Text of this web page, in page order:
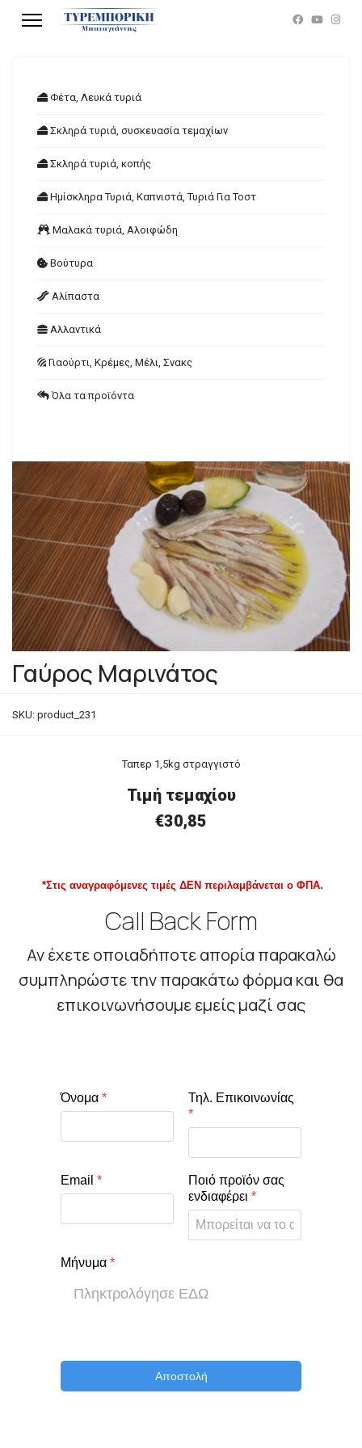
Φέτα, Λευκά τυριά
Σκληρά τυριά, συσκευασία τεμαχίων
Σκληρά τυριά, κοπής
Ημίσκληρα Τυριά, Καπνιστά, Τυριά Για Τοστ
Μαλακά τυριά, Αλοιφώδη
Βούτυρα
Αλίπαστα
Αλλαντικά
Γιαούρτι, Κρέμες, Μέλι, Σνακς
Όλα τα προϊόντα
Γαύρος Μαρινάτος
SKU: product_231
Ταπερ 1,5kg στραγγιστό
Τιμή τεμαχίου
€30,85
*Στις αναγραφόμενες τιμές ΔΕΝ περιλαμβάνεται ο ΦΠΑ.
Call Back Form
Αν έχετε οποιαδήποτε απορία παρακαλώ
συμπληρώστε την παρακάτω φόρμα και θα
επικοινωνήσουμε εμείς μαζί σας
Όνομα *
Τηλ. Επικοινωνίας
*
Email *
Ποιό προϊόν σας
ενδιαφέρει *
Μήνυμα *
Αποστολή